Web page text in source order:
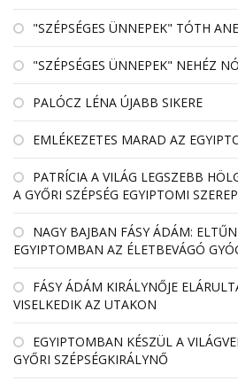
"SZÉPSÉGES ÜNNEPEK" TÓTH
"SZÉPSÉGES ÜNNEPEK" NEHÉZ
PALÓCZ LÉNA ÚJABB SIKERE
EMLÉKEZETES MARAD AZ
PATRÍCIA A VILÁG LEGSZEBB
A GYŐRI SZÉPSÉG EGYIPTOMI
NAGY BAJBAN FÁSY ÁDÁM:
EGYIPTOMBAN AZ ÉLETBEVÁGÓ
FÁSY ÁDÁM KIRÁLYNŐJE
VISELKEDIK AZ UTAKON
EGYIPTOMBAN KÉSZÜL A
GYŐRI SZÉPSÉGKIRÁLYNŐ